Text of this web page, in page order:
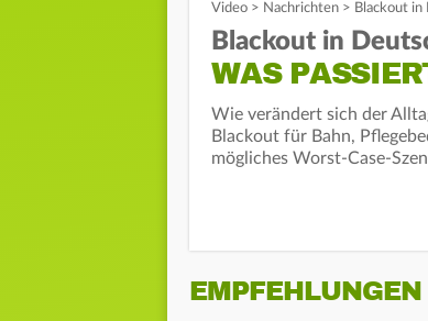
Video > Nachrichten > Blackout in
Blackout in
WAS
Wie verändert sich der
Blackout für Bahn,
mögliches Worst-Case-
EMPFEHLUNGEN